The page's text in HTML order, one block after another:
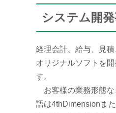
システム開
経理会計、給与、見
オリジナルソフトを
す。
お客様の業務形態な
語は4thDimensionま